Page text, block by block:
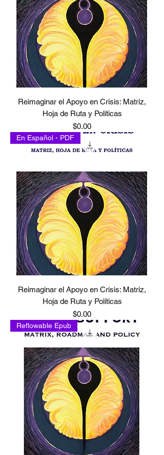
Reimaginar el Apoyo en Crisis: Matriz,
Hoja de Ruta y Políticas
Price
$0.00
En Español - PDF
Reimaginar el Apoyo en Crisis: Matriz,
Hoja de Ruta y Políticas
Price
$0.00
Reflowable Epub